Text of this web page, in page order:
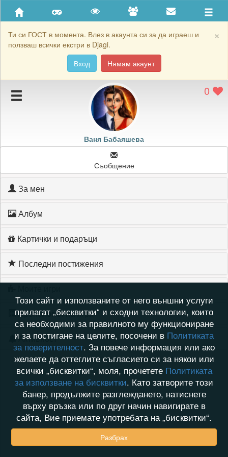
×
Ти си ГОСТ в момента. Влез в акаунта си за да играеш и
ползваш всички екстри в Djagi.
Вход
Нямам акаунт
Приятели
Хронология на игри
Подаръците на Ваня Бабаяшева
Картичките на Ваня Бабаяшева
Блокирай Ваня Бабаяшева
0
Ваня Бабаяшева
Съобщение
За мен
Албум
Картички и подаръци
Последни постижения
Хронология на игри
Активност
Този сайт и използваните от него външни услуги
прилагат „бисквитки“ и сходни технологии, които
са необходими за правилното му функциониране
и за постигане на целите, посочени в Политиката
за поверителност. За повече информация или ако
желаете да оттеглите съгласието си за някои или
всички „бисквитки“, моля, прочетете Политиката
за използване на бисквитки. Като затворите този
банер, продължите разглеждането, натиснете
върху връзка или по друг начин навигирате в
сайта, Вие приемате употребата на „бисквитки“.
Разбрах